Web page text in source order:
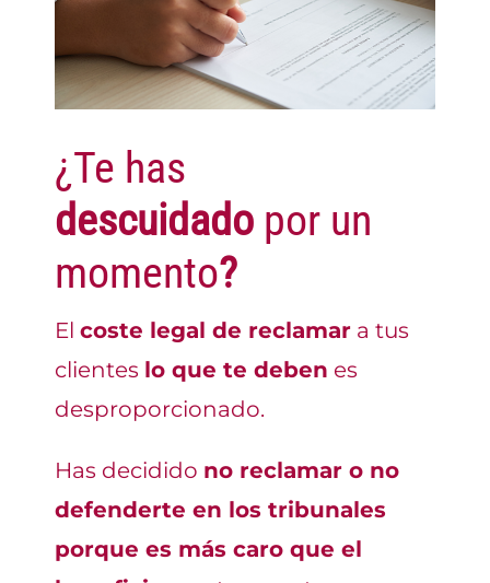
¿Te has
descuidadopor un
momento?
El coste legal de reclamara tus
clientes lo que te deben es
desproporcionado.
Has decidido no reclamar o no
defenderte en los tribunales
porque es más caro que el